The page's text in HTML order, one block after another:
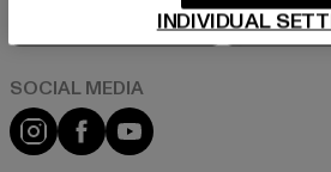
Instagram
FacebookYouTube
INDIVIDUAL